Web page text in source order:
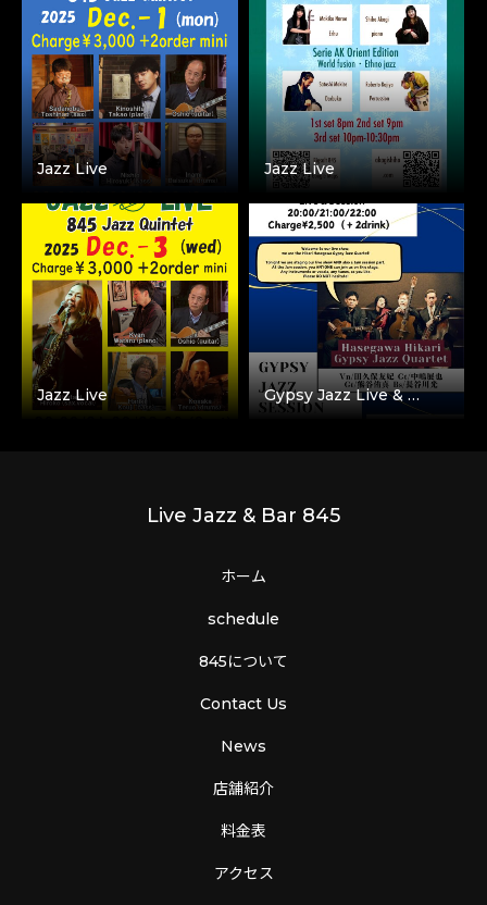
Jazz Live Jazz Live
Jazz Live Gypsy Jazz Live & …
Live Jazz & Bar 845
ホーム
schedule
845について
Contact Us
News
店舗紹介
料金表
アクセス